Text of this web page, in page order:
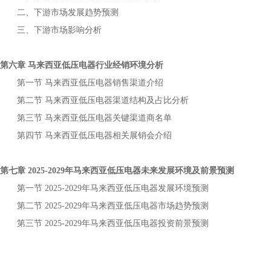
二、下游市场发展趋势预测
三、下游市场影响分析
第六章 马来西亚低压电器行业经销环境分析
第一节 马来西亚低压电器销售渠道介绍
第二节 马来西亚低压电器渠道结构及占比分析
第三节 马来西亚低压电器关键渠道商名单
第四节 马来西亚低压电器相关展销会介绍
第七章 2025-2029年马来西亚低压电器未来发展环境及前景预测
第一节 2025-2029年马来西亚低压电器发展环境预测
第二节 2025-2029年马来西亚低压电器市场趋势预测
第三节 2025-2029年马来西亚低压电器投资前景预测